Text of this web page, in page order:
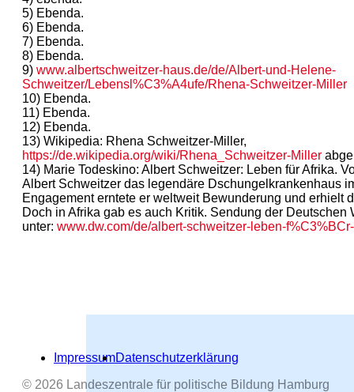
5) Ebenda.
6) Ebenda.
7) Ebenda.
8) Ebenda.
9) www.albertschweitzer-haus.de/de/Albert-und-Helene-
Schweitzer/Lebensl%C3%A4ufe/Rhena-Schweitzer-Miller
10) Ebenda.
11) Ebenda.
12) Ebenda.
13) Wikipedia: Rhena Schweitzer-Miller,
https://de.wikipedia.org/wiki/Rhena_Schweitzer-Miller
14) Marie Todeskino: Albert Schweitzer: Leben für Afrika.
Albert Schweitzer das legendäre Dschungelkrankenhaus
Engagement erntete er weltweit Bewunderung und erhielt
Doch in Afrika gab es auch Kritik. Sendung der Deutschen
unter: www.dw.com/de/albert-schweitzer-leben-
ImpressumDatenschutzerklärung
© 2026 Landeszentrale für politische Bildung Hamburg